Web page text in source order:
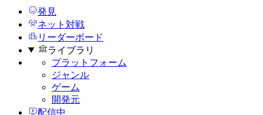
発見
ネット対戦
リーダーボード
ライブラリ
プラットフォーム
ジャンル
ゲーム
開発元
配信中